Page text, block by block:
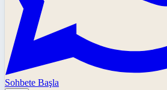
Sohbete Başla